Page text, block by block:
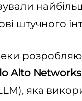
штучного
Alto
яка